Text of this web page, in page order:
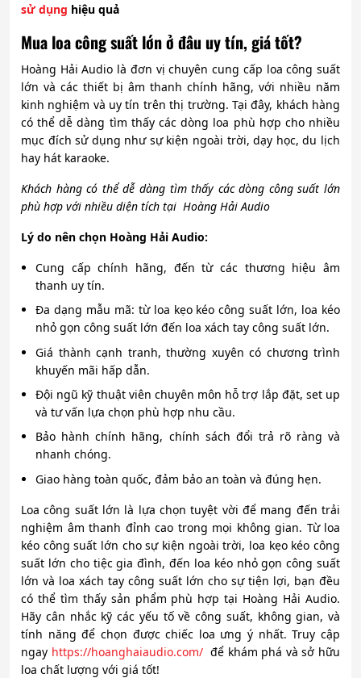
sử dụng hiệu quả
Mua loa công suất lớn ở đâu uy tín, giá tốt?
Hoàng Hải Audio là đơn vị chuyên cung cấp loa công suất
lớn và các thiết bị âm thanh chính hãng, với nhiều năm
kinh nghiệm và uy tín trên thị trường. Tại đây, khách hàng
có thể dễ dàng tìm thấy các dòng loa phù hợp cho nhiều
mục đích sử dụng như sự kiện ngoài trời, dạy học, du lịch
hay hát karaoke.
Khách hàng có thể dễ dàng tìm thấy các dòng công suất lớn
phù hợp với nhiều diện tích tại Hoàng Hải Audio
Lý do nên chọn Hoàng Hải Audio:
Cung cấp chính hãng, đến từ các thương hiệu âm
thanh uy tín.
Đa dạng mẫu mã: từ loa kẹo kéo công suất lớn, loa kéo
nhỏ gọn công suất lớn đến loa xách tay công suất lớn.
Giá thành cạnh tranh, thường xuyên có chương trình
khuyến mãi hấp dẫn.
Đội ngũ kỹ thuật viên chuyên môn hỗ trợ lắp đặt, set up
và tư vấn lựa chọn phù hợp nhu cầu.
Bảo hành chính hãng, chính sách đổi trả rõ ràng và
nhanh chóng.
Giao hàng toàn quốc, đảm bảo an toàn và đúng hẹn.
Loa công suất lớn là lựa chọn tuyệt vời để mang đến trải
nghiệm âm thanh đỉnh cao trong mọi không gian. Từ loa
kéo công suất lớn cho sự kiện ngoài trời, loa kẹo kéo công
suất lớn cho tiệc gia đình, đến loa kéo nhỏ gọn công suất
lớn và loa xách tay công suất lớn cho sự tiện lợi, bạn đều
có thể tìm thấy sản phẩm phù hợp tại Hoàng Hải Audio.
Hãy cân nhắc kỹ các yếu tố về công suất, không gian, và
tính năng để chọn được chiếc loa ưng ý nhất. Truy cập
ngay https://hoanghaiaudio.com/ để khám phá và sở hữu
loa chất lượng với giá tốt!